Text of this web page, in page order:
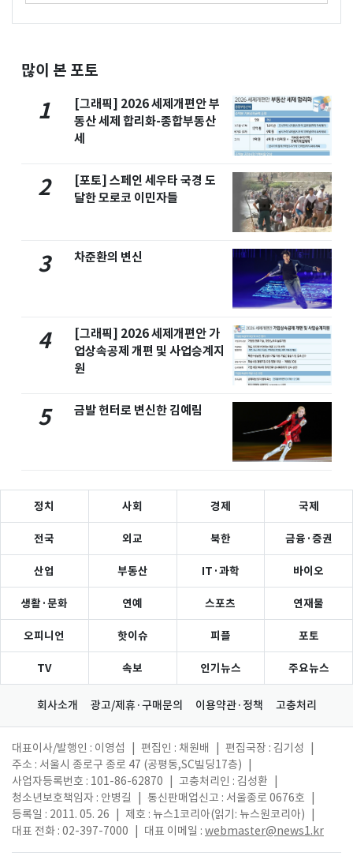
많이 본 포토
1
[그래픽] 2026 세제개편안 부
동산 세제 합리화-종합부동산
세
2
[포토] 스페인 세우타 국경 도
달한 모로코 이민자들
3 차준환의 변신
4
[그래픽] 2026 세제개편안 가
업상속공제 개편 및 사업승계지
원
5 금발 헌터로 변신한 김예림
정치 사회 경제 국제
전국 외교 북한 금융·증권
산업 부동산 IT·과학 바이오
생활·문화 연예 스포츠 연재물
오피니언 핫이슈 피플 포토
TV 속보 인기뉴스 주요뉴스
회사소개 광고/제휴·구매문의 이용약관·정책 고충처리
대표이사/발행인 : 이영섭 편집인 : 채원배 편집국장 : 김기성
주소 : 서울시 종로구 종로 47 (공평동,SC빌딩17층)
사업자등록번호 : 101-86-62870
고충처리인 : 김성환
청소년보호책임자 : 안병길
통신판매업신고 : 서울종로 0676호
등록일 : 2011. 05. 26
제호 : 뉴스1코리아(읽기: 뉴스원코리아)
대표 전화 : 02-397-7000
대표 이메일 : webmaster@news1.kr